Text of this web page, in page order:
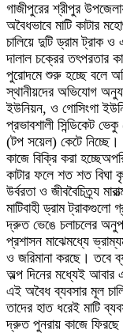
গাজীপুরের শ্রীপুর
অবৈধভাবে মাটি কাটার
চালিয়ে দুটি ড্রাম ট্রাক
দালাল চক্রের তৎপরতার
পুরোদমে শুরু হচ্ছে বলে
স্থানীয়দের অভিযোগ
ইউনিয়ন, ও গোসিংগা
প্রভাবশালী সিন্ডিকেট
(টপ সয়েল) কেটে নিচ্ছে।
কাজে বিক্রি করা
কাটার ফলে শত শত বিঘা
উর্বরতা ও জীববৈচিত্র্য
মাটিবাহী ড্রাম
দ্রুত ভেঙে চলাচলের
প্রশাসন মাঝেমধ্যে
ও জরিমানা করছে। তবে
অল্প দিনের মধ্যেই আবার
এই অবৈধ ব্যবসার মূল
তাদের হাত ধরেই মাটি
দ্রুত পুনরায় কাজে